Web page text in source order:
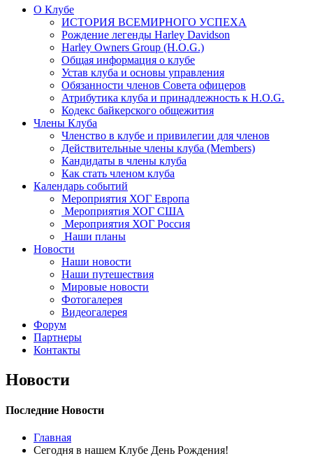
О Клубе
ИСТОРИЯ ВСЕМИРНОГО УСПЕХА
Рождение легенды Harley Davidson
Harley Owners Group (H.O.G.)
Общая информация о клубе
Устав клуба и основы управления
Обязанности членов Совета офицеров
Атрибутика клуба и принадлежность к H.O.G.
Кодекс байкерского общежития
Члены Клуба
Членство в клубе и привилегии для членов
Действительные члены клуба (Members)
Кандидаты в члены клуба
Как стать членом клуба
Календарь событий
Мероприятия ХОГ Европа
Мероприятия ХОГ США
Мероприятия ХОГ Россия
Наши планы
Новости
Наши новости
Наши путешествия
Мировые новости
Фотогалерея
Видеогалерея
Форум
Партнеры
Контакты
Новости
Последние Новости
Главная
Сегодня в нашем Клубе День Рождения!